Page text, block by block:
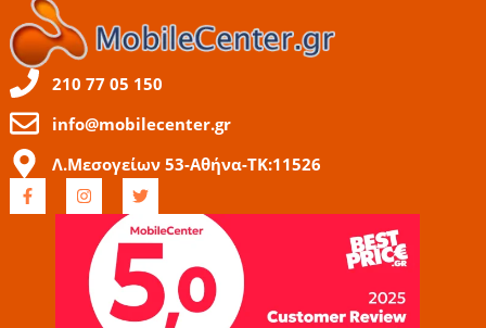
210 77 05 150
info@mobilecenter.gr
Λ.Μεσογείων 53-Αθήνα-ΤΚ:11526
F
a
c
I
n
s
g
r
a
m
T
w
t
t
e
r